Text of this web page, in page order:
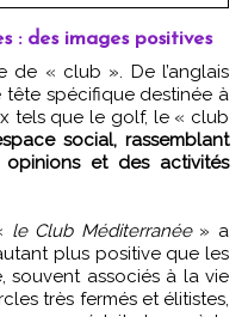
: des images positives
spécifique destinée à
tels que le golf, le « club
social, rassemblant
et des activités
le Club Méditerranée» a
plus positive que les
souvent associés à la vie
très fermés et élitistes,